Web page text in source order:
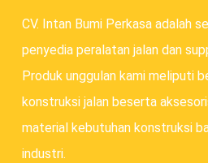
CV. Intan Bumi Perkasa adalah
penyedia peralatan jalan dan
Produk unggulan kami meliputi
konstruksi jalan beserta
material kebutuhan konstruksi
industri.